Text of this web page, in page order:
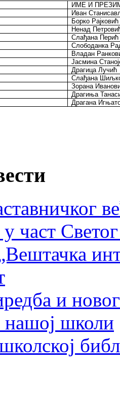
ИМЕ И
Иван
Борко Рајковић
Ненад
Слађана Перић
Слободанка
Владан
Јасмина
Драгица Лучић
Слађана
Зорана
Драгиња
Драгана
част
и
нашој школи